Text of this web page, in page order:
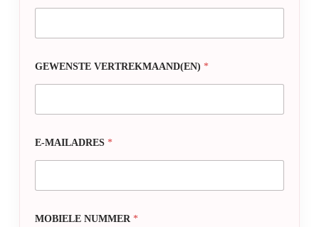
GEWENSTE VERTREKMAAND(EN)*
E-MAILADRES*
MOBIELE NUMMER*